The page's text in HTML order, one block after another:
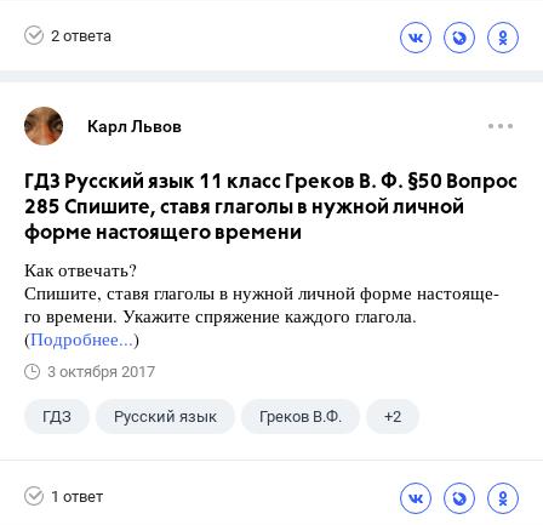
2 ответа
Карл Львов
ГДЗ Русский язык 11 класс Греков В. Ф. §50 Вопрос
285 Спишите, ставя глаголы в нужной личной
форме настоящего времени
Как отвечать?
Спишите, ставя глаголы в нужной личной форме настояще-
го времени. Укажите спряжение каждого глагола.
(Подробнее...)
3 октября 2017
ГДЗ Русский язык Греков В.Ф. +2
1 ответ